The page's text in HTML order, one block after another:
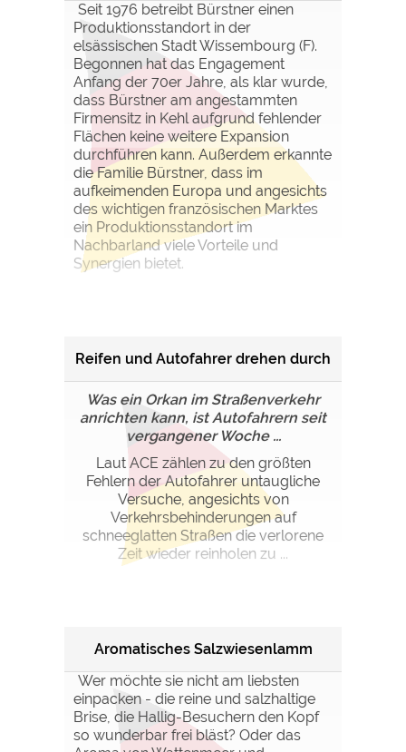
Seit 1976 betreibt Bürstner einen
Produktionsstandort in der
elsässischen Stadt Wissembourg (F).
Begonnen hat das Engagement
Anfang der 70er Jahre, als klar wurde,
dass Bürstner am angestammten
Firmensitz in Kehl aufgrund fehlender
Flächen keine weitere Expansion
durchführen kann. Außerdem erkannte
die Familie Bürstner, dass im
aufkeimenden Europa und angesichts
des wichtigen französischen Marktes
ein Produktionsstandort im
Nachbarland viele Vorteile und
Synergien bietet.
Reifen und Autofahrer drehen durch
Was ein Orkan im Straßenverkehr
anrichten kann, ist Autofahrern seit
vergangener Woche ...
Laut ACE zählen zu den größten
Fehlern der Autofahrer untaugliche
Versuche, angesichts von
Verkehrsbehinderungen auf
schneeglatten Straßen die verlorene
Zeit wieder reinholen zu ...
Aromatisches Salzwiesenlamm
Wer möchte sie nicht am liebsten
einpacken - die reine und salzhaltige
Brise, die Hallig-Besuchern den Kopf
so wunderbar frei bläst? Oder das